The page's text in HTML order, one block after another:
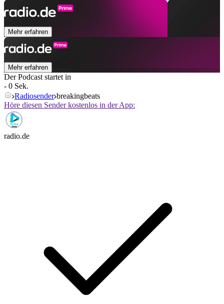
Mehr erfahren
Mehr erfahren
Der Podcast startet in
- 0 Sek.
Radiosender breakingbeats
Höre diesen Sender kostenlos in der App:
radio.de